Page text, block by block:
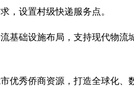
，设置村级快递服务点。
础设施布局，支持现代物流
秀侨商资源，打造全球化、